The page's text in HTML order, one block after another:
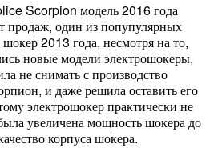
Scorpion модель 2016 года
один из попупулярных
2013 года, несмотря на то,
новые модели электрошокеры,
не снимать с производство
и даже решила оставить его
электрошокер практически не
увеличена мощность шокера до
корпуса шокера.